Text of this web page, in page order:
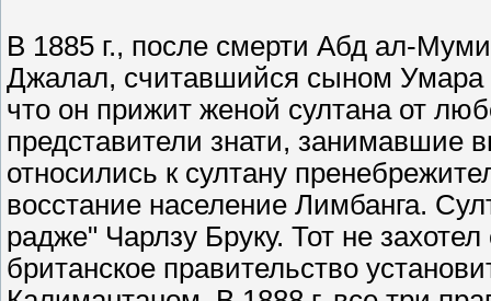
В 1885 г., после смерти Абд ал-
Джалал, считавшийся сыном
что он прижит женой султана от
представители знати, занимавшие
относились к султану
восстание население Лимбанга.
радже" Чарлзу Бруку. Тот не
британское правительство